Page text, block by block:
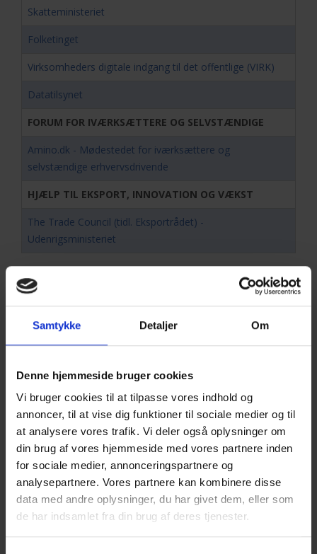
Samtykke Detaljer Om
Denne hjemmeside bruger cookies
Vi bruger cookies til at tilpasse vores indhold og
annoncer, til at vise dig funktioner til sociale medier og til
at analysere vores trafik. Vi deler også oplysninger om
din brug af vores hjemmeside med vores partnere inden
for sociale medier, annonceringspartnere og
analysepartnere. Vores partnere kan kombinere disse
data med andre oplysninger, du har givet dem, eller som
de har indsamlet fra din brug af deres tjenester.
Skatteministeriet
Folketinget
Virksomheders digitale indgang til det offentlige (VIRK)
Datatilsynet
FORUM FOR IVÆRKSÆTTERE OG SELVSTÆNDIGE
Amino.dk - Mødestedet for iværksættere og
selvstændige erhvervsdrivende
HJÆLP TIL EKSPORT, INNOVATION OG VÆKST
The Trade Council (tidl. Eksportrådet) -
Udenrigsministeriet
For yderligere relevant litteratur (den Juridiske Vejledning),
Skattestyrelsens hjemmeside: